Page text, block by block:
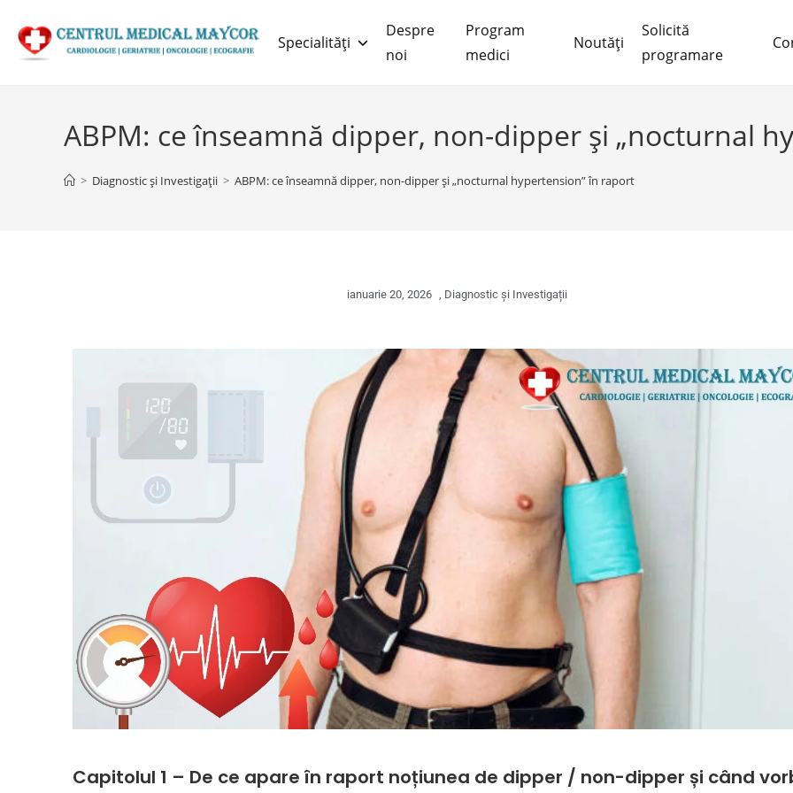
Specialități
Despre
noi
Program
medici
Noutăți
Solicită
programare
ABPM: ce înseamnă dipper, non-dipper și „nocturnal
> Diagnostic și Investigații > ABPM: ce înseamnă dipper, non-dipper și „nocturnal hypertension” în raport
ianuarie 20, 2026 , Diagnostic și Investigații
Capitolul 1 – De ce apare în raport noțiunea de dipper / non-dipper și când